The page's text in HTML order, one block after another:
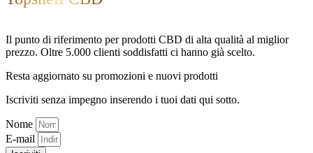
Il punto di riferimento per prodotti CBD di alta qualità al miglior
prezzo. Oltre 5.000 clienti soddisfatti ci hanno già scelto.
Resta aggiornato su promozioni e nuovi prodotti
Iscriviti senza impegno inserendo i tuoi dati qui sotto.
Nome
E-mail